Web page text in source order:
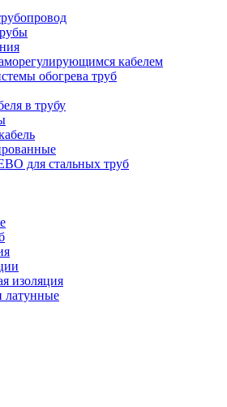
кабелем
обогрева труб
в трубу
для стальных труб
изоляция
латунные